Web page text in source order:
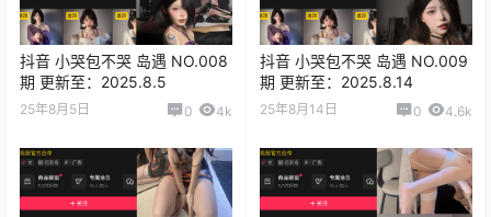
抖音 小哭包不哭 岛遇 NO.008
期 更新至：2025.8.5
25年8月5日 0 4k
抖音 小哭包不哭 岛遇 NO.009
期 更新至：2025.8.14
25年8月14日 0 4.6k